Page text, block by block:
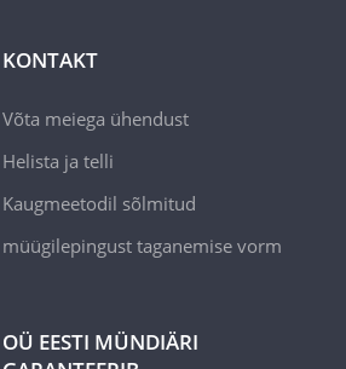
KONTAKT
Võta meiega ühendust
Helista ja telli
Kaugmeetodil sõlmitud
müügilepingust taganemise vorm
OÜ EESTI MÜNDIÄRI